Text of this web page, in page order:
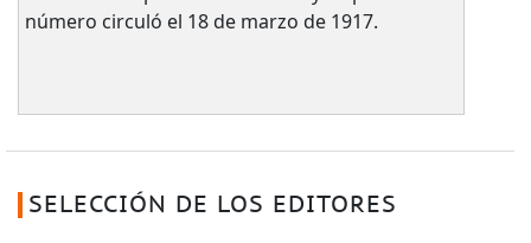
número circuló el 18 de marzo de 1917.
SELECCIÓN DE LOS EDITORES